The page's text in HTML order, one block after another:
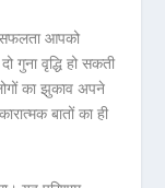
सफलता आपको
गुना वृद्धि हो सकती
का झुकाव अपने
बातों का ही